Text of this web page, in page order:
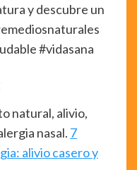
y descubre un
#vidasana
natural, alivio,
nasal. 7
alivio casero y